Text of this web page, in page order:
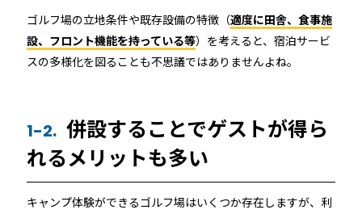
ゴルフ場の立地条件や既存設備の特徴（適度に田舎、食事施
設、フロント機能を持っている等）を考えると、宿泊サービ
スの多様化を図ることも不思議ではありませんよね。
1-2. 併設することでゲストが得ら
れるメリットも多い
キャンプ体験ができるゴルフ場はいくつか存在しますが、利
オフィス
その他の業種
運用イメージ
近畿
中国
四国
九州